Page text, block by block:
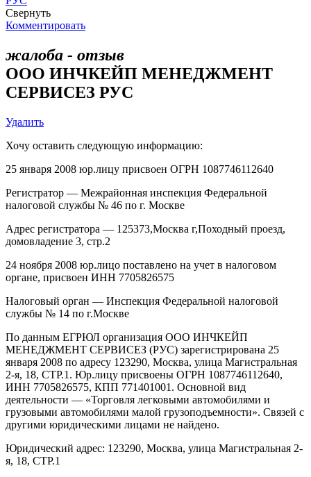
Свернуть
Комментировать
жалоба - отзыв
ООО ИНЧКЕЙП МЕНЕДЖМЕНТ
СЕРВИСЕЗ РУС
Удалить
Хочу оставить следующую информацию:
25 января 2008 юр.лицу присвоен ОГРН 1087746112640
Регистратор — Межрайонная инспекция Федеральной
налоговой службы № 46 по г. Москве
Адрес регистратора — 125373,Москва г,Походный проезд,
домовладение 3, стр.2
24 ноября 2008 юр.лицо поставлено на учет в налоговом
органе, присвоен ИНН 7705826575
Налоговый орган — Инспекция Федеральной налоговой
службы № 14 по г.Москве
По данным ЕГРЮЛ организация ООО ИНЧКЕЙП
МЕНЕДЖМЕНТ СЕРВИСЕЗ (РУС) зарегистрирована 25
января 2008 по адресу 123290, Москва, улица Магистральная
2-я, 18, СТР.1. Юр.лицу присвоены ОГРН 1087746112640,
ИНН 7705826575, КПП 771401001. Основной вид
деятельности — «Торговля легковыми автомобилями и
грузовыми автомобилями малой грузоподъемности». Связей с
другими юридическими лицами не найдено.
Юридический адрес: 123290, Москва, улица Магистральная 2-
я, 18, СТР.1